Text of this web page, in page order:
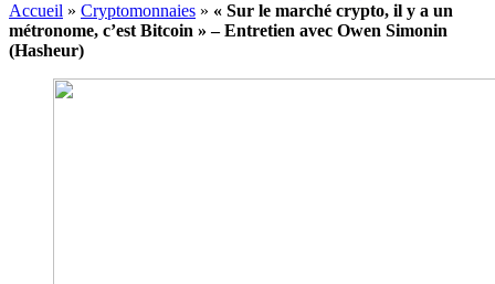
Accueil » Cryptomonnaies » « Sur le marché crypto, il y a un
métronome, c’est Bitcoin » – Entretien avec Owen Simonin
(Hasheur)